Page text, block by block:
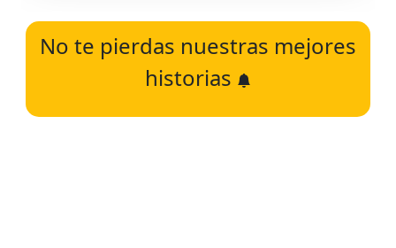
No te pierdas nuestras mejores
historias